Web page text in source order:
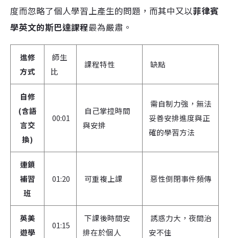
度而忽略了個人學習上產生的問題，而其中又以菲律賓
學英文的斯巴達課程最為嚴肅。
進修
方式
師生
比
課程特性 缺點
自修
(含語
言交
換)
00:01
自己掌控時間
與安排
需自制力強，無法
妥善安排進度與正
確的學習方法
連鎖
補習
班
01:20 可重複上課 惡性倒閉事件頻傳
英美
遊學
01:15
下課後時間安
排在於個人
誘惑力大，夜間治
安不佳